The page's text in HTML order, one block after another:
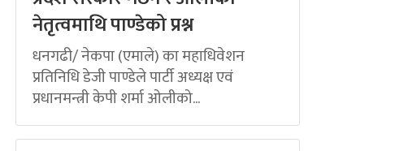
नेतृत्वमाथि पाण्डेको प्रश्न
धनगढी/ नेकपा (एमाले) का महाधिवेशन
प्रतिनिधि डेजी पाण्डेले पार्टी अध्यक्ष एवं
प्रधानमन्त्री केपी शर्मा ओलीको...